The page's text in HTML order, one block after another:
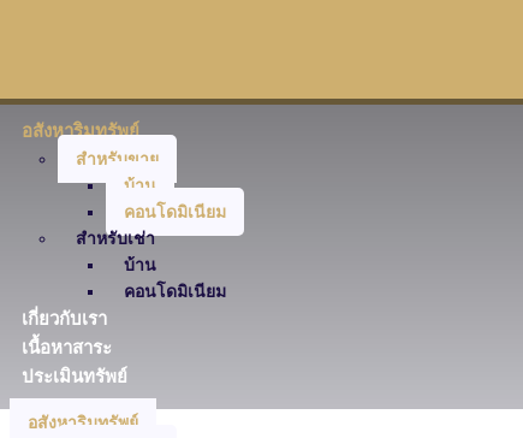
อสังหาริมทรัพย์
สำหรับขาย
บ้าน
คอนโดมิเนียม
สำหรับเช่า
บ้าน
คอนโดมิเนียม
เกี่ยวกับเรา
เนื้อหาสาระ
ประเมินทรัพย์
อสังหาริมทรัพย์